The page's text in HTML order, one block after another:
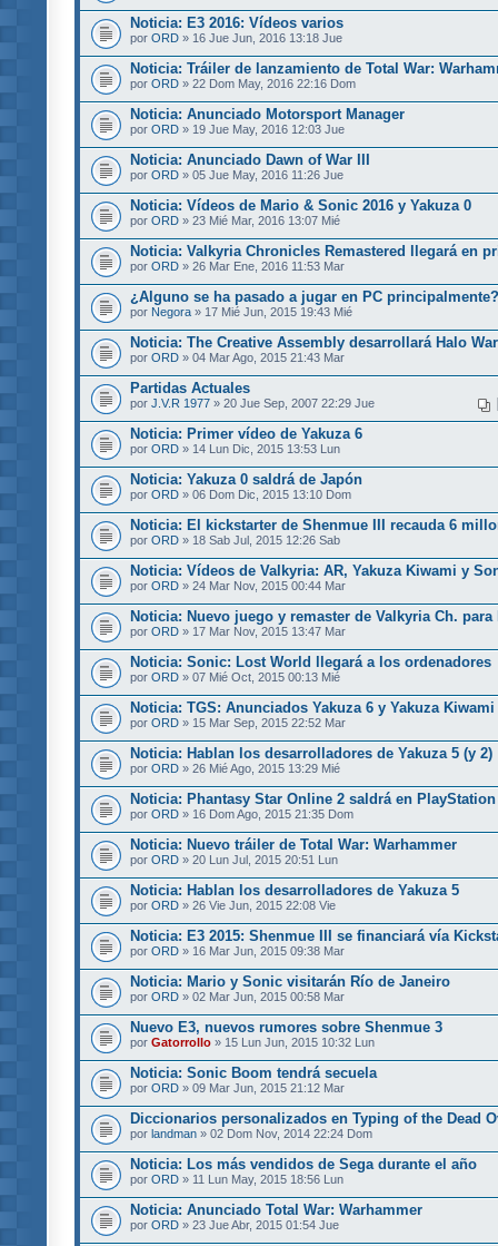
Noticia: E3 2016: Vídeos varios
por ORD » 16 Jue Jun, 2016 13:18 Jue
Noticia: Tráiler de lanzamiento de Total War:
por ORD » 22 Dom May, 2016 22:16 Dom
Noticia: Anunciado Motorsport Manager
por ORD » 19 Jue May, 2016 12:03 Jue
Noticia: Anunciado Dawn of War III
por ORD » 05 Jue May, 2016 11:26 Jue
Noticia: Vídeos de Mario & Sonic 2016 y Yakuza 0
por ORD » 23 Mié Mar, 2016 13:07 Mié
Noticia: Valkyria Chronicles Remastered llegará en
por ORD » 26 Mar Ene, 2016 11:53 Mar
¿Alguno se ha pasado a jugar en PC principalmente?
por Negora » 17 Mié Jun, 2015 19:43 Mié
Noticia: The Creative Assembly desarrollará Halo
por ORD » 04 Mar Ago, 2015 21:43 Mar
Partidas Actuales
por J.V.R 1977 » 20 Jue Sep, 2007 22:29 Jue
Noticia: Primer vídeo de Yakuza 6
por ORD » 14 Lun Dic, 2015 13:53 Lun
Noticia: Yakuza 0 saldrá de Japón
por ORD » 06 Dom Dic, 2015 13:10 Dom
Noticia: El kickstarter de Shenmue III recauda 6
por ORD » 18 Sab Jul, 2015 12:26 Sab
Noticia: Vídeos de Valkyria: AR, Yakuza Kiwami y
por ORD » 24 Mar Nov, 2015 00:44 Mar
Noticia: Nuevo juego y remaster de Valkyria Ch. para
por ORD » 17 Mar Nov, 2015 13:47 Mar
Noticia: Sonic: Lost World llegará a los ordenadores
por ORD » 07 Mié Oct, 2015 00:13 Mié
Noticia: TGS: Anunciados Yakuza 6 y Yakuza Kiwami
por ORD » 15 Mar Sep, 2015 22:52 Mar
Noticia: Hablan los desarrolladores de Yakuza 5 (y 2)
por ORD » 26 Mié Ago, 2015 13:29 Mié
Noticia: Phantasy Star Online 2 saldrá en PlayStation
por ORD » 16 Dom Ago, 2015 21:35 Dom
Noticia: Nuevo tráiler de Total War: Warhammer
por ORD » 20 Lun Jul, 2015 20:51 Lun
Noticia: Hablan los desarrolladores de Yakuza 5
por ORD » 26 Vie Jun, 2015 22:08 Vie
Noticia: E3 2015: Shenmue III se financiará vía
por ORD » 16 Mar Jun, 2015 09:38 Mar
Noticia: Mario y Sonic visitarán Río de Janeiro
por ORD » 02 Mar Jun, 2015 00:58 Mar
Nuevo E3, nuevos rumores sobre Shenmue 3
por Gatorrollo » 15 Lun Jun, 2015 10:32 Lun
Noticia: Sonic Boom tendrá secuela
por ORD » 09 Mar Jun, 2015 21:12 Mar
Diccionarios personalizados en Typing of the Dead
por landman » 02 Dom Nov, 2014 22:24 Dom
Noticia: Los más vendidos de Sega durante el año
por ORD » 11 Lun May, 2015 18:56 Lun
Noticia: Anunciado Total War: Warhammer
por ORD » 23 Jue Abr, 2015 01:54 Jue